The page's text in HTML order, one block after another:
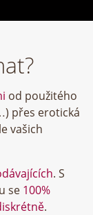
od použitého
přes erotická
vašich
. S
se 100%
.